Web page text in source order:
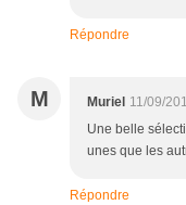
Répondre
M Muriel 11/09/
Une belle
unes que les
Répondre